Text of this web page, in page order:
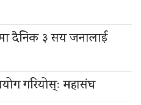
दैनिक ३ सय जनालाई
गरियोस्ः महासंघ